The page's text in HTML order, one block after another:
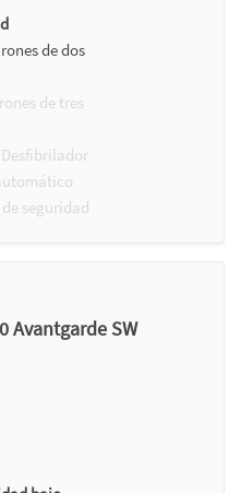
de dos
de tres
Desfibrilador
seguridad
Avantgarde SW